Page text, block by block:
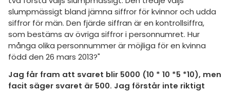
slumpmässigt bland jämna siffror för kvinnor och udda
siffror för män. Den fjärde siffran är en kontrollsiffra,
som bestäms av övriga siffror i personnumret. Hur
många olika personnummer är möjliga för en kvinna
född den 26 mars 2013?"
Jag får fram att svaret blir 5000 (10 * 10 *5 *10), men
facit säger svaret är 500. Jag förstår inte riktigt
4
5
Differentialekvationer
Integraler
Livehjälpen
Regler
högskolan
språk
ämnen